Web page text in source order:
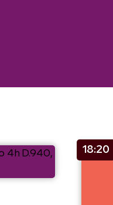
18:20